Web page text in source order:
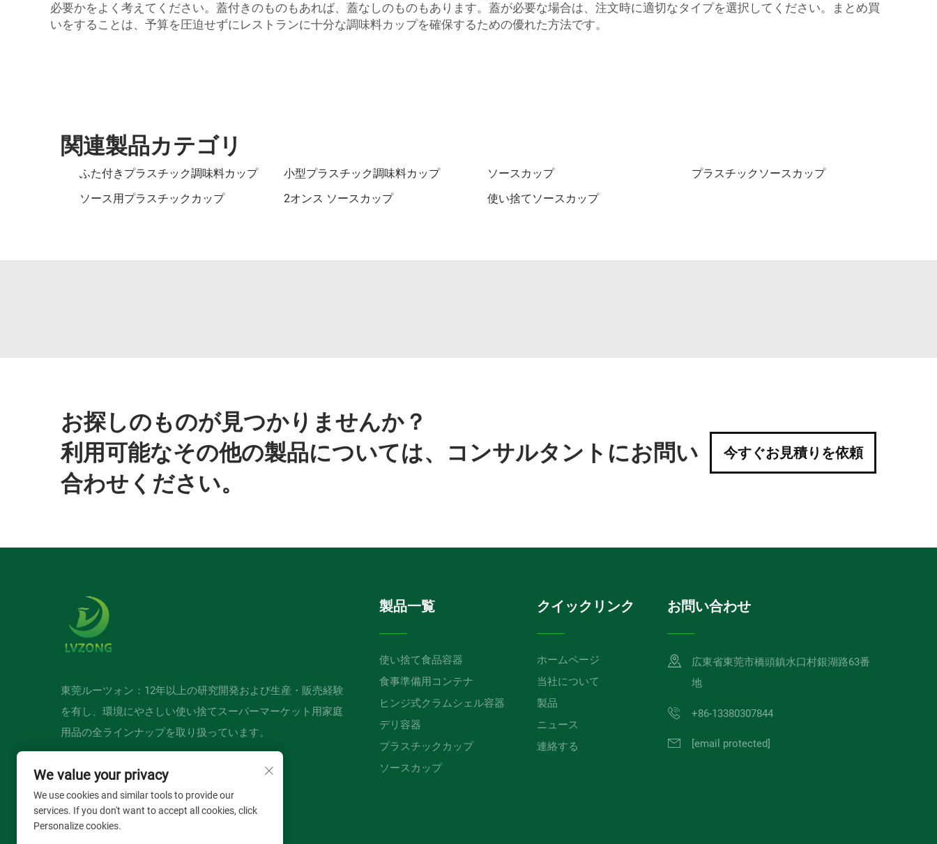
必要かをよく考えてください。蓋付きのものもあれば、蓋なしのものもあります。蓋が必要な場合は、注文時に適切なタイプを選択してください。まとめ買
いをすることは、予算を圧迫せずにレストランに十分な調味料カップを確保するための優れた方法です。
関連製品カテゴリ
ふた付きプラスチック調味料カップ 小型プラスチック調味料カップ ソースカップ
プラスチックソースカップ
ソース用プラスチックカップ
2オンス ソースカップ 使い捨てソースカップ
お探しのものが見つかりませんか？
利用可能なその他の製品については、コンサルタントにお問い
合わせください。
今すぐお見積りを依頼
東莞ルーツォン：12年以上の研究開発および生産・販売経験
を有し、環境にやさしい使い捨てスーパーマーケット用家庭
用品の全ラインナップを取り扱っています。
製品一覧
使い捨て食品容器
食事準備用コンテナ
ヒンジ式クラムシェル容器
デリ容器
プラスチックカップ
ソースカップ
クイックリンク
ホームページ
当社について
製品
ニュース
連絡する
お問い合わせ
広東省東莞市橋頭鎮水口村銀湖路63番
地
+86-13380307844
[email protected]
We value your privacy
We use cookies and similar tools to provide our
services. If you don't want to accept all cookies, click
Personalize cookies.